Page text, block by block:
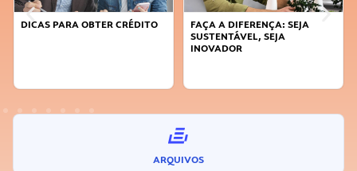
DICAS PARA OBTER CRÉDITO
FAÇA A DIFERENÇA: SEJA
SUSTENTÁVEL, SEJA
INOVADOR
ARQUIVOS